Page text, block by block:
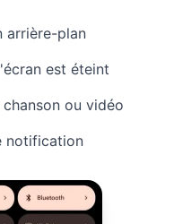
arrière-plan
est éteint
ou vidéo
notification